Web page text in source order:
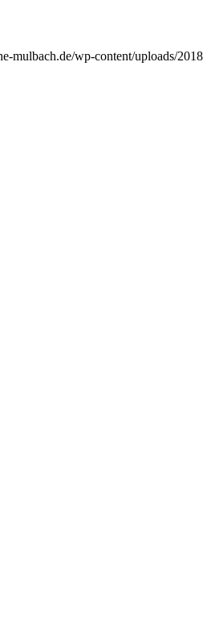
mulbach.de/wp-content/uploads/